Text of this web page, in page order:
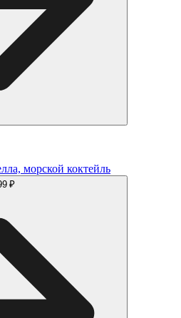
морской коктейль
₽